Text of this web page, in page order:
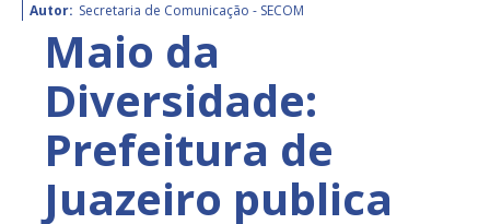
Autor: Secretaria de Comunicação - SECOM
Maio da
Diversidade:
Prefeitura de
Juazeiro publica